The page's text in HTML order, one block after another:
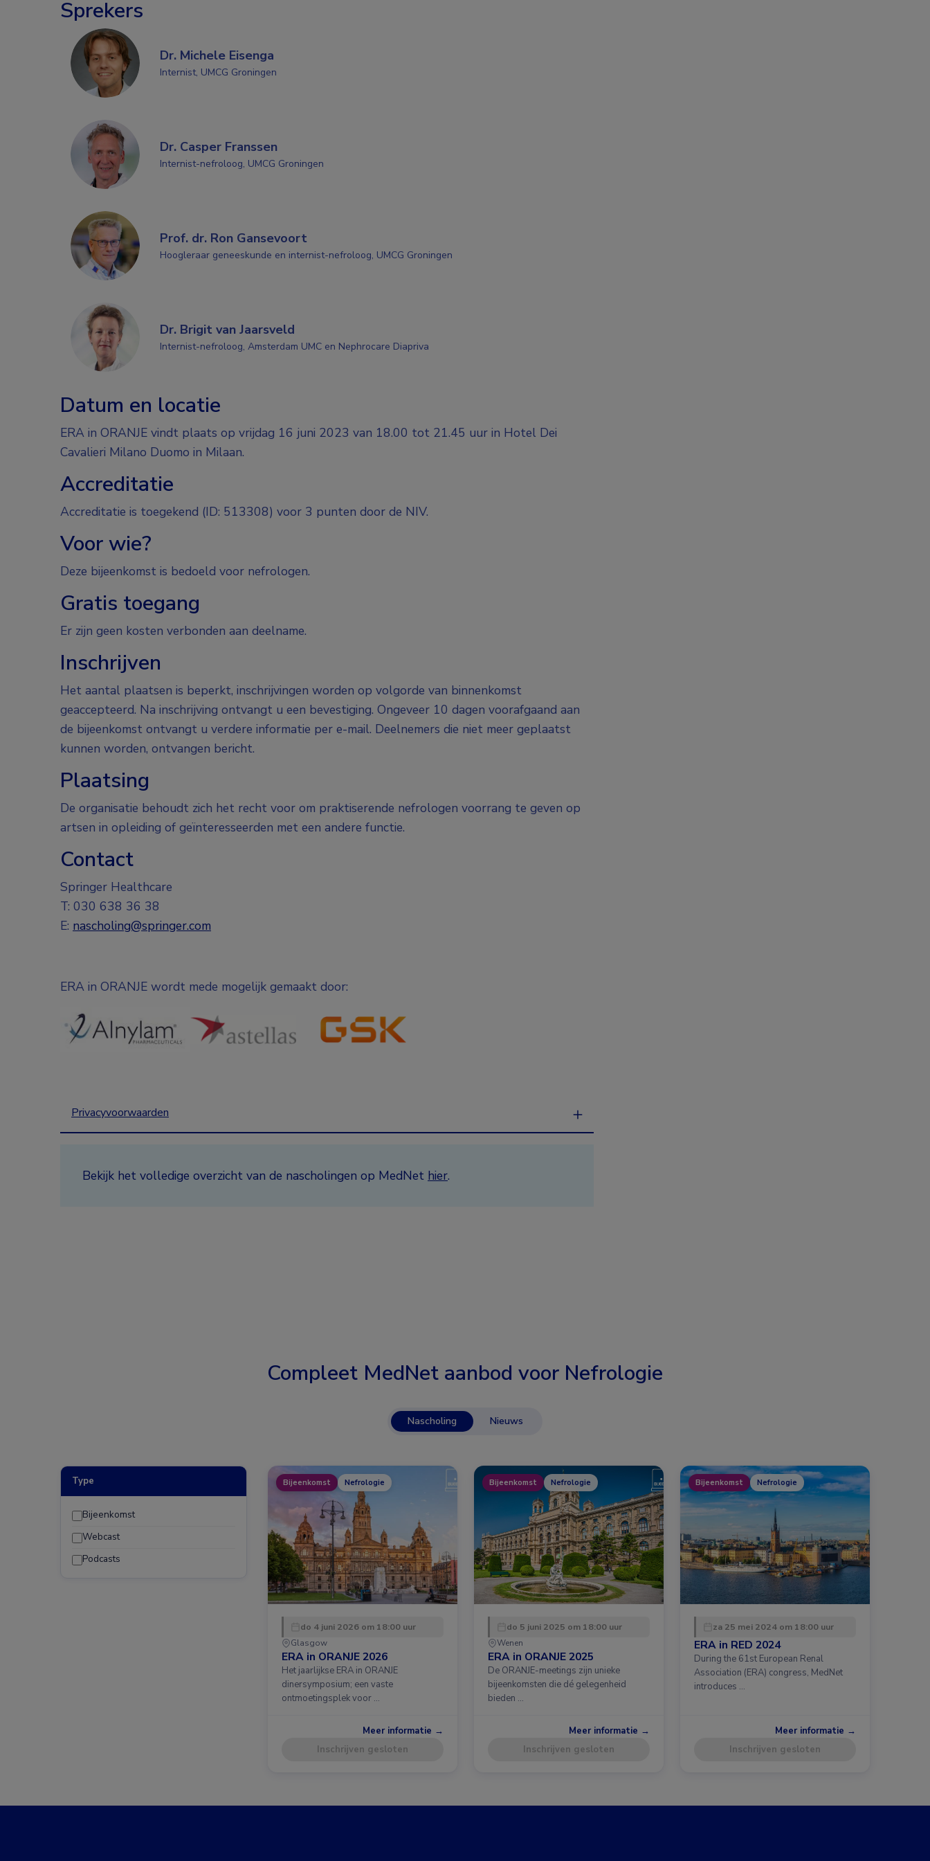
Sprekers
Dr. Michele Eisenga
Internist, UMCG Groningen
Dr. Casper Franssen
Internist-nefroloog, UMCG Groningen
Prof. dr. Ron Gansevoort
Hoogleraar geneeskunde en internist-nefroloog, UMCG Groningen
Dr. Brigit van Jaarsveld
Internist-nefroloog, Amsterdam UMC en Nephrocare Diapriva
Datum en locatie
ERA in ORANJE vindt plaats op vrijdag 16 juni 2023 van 18.00 tot 21.45 uur in Hotel Dei
Cavalieri Milano Duomo in Milaan.
Accreditatie
Accreditatie is toegekend (ID: 513308) voor 3 punten door de NIV.
Voor wie?
Deze bijeenkomst is bedoeld voor nefrologen.
Gratis toegang
Er zijn geen kosten verbonden aan deelname.
Inschrijven
Het aantal plaatsen is beperkt, inschrijvingen worden op volgorde van binnenkomst
geaccepteerd. Na inschrijving ontvangt u een bevestiging. Ongeveer 10 dagen voorafgaand aan
de bijeenkomst ontvangt u verdere informatie per e-mail. Deelnemers die niet meer geplaatst
kunnen worden, ontvangen bericht.
Plaatsing
De organisatie behoudt zich het recht voor om praktiserende nefrologen voorrang te geven op
artsen in opleiding of geïnteresseerden met een andere functie.
Contact
Springer Healthcare
T: 030 638 36 38
E: nascholing@springer.com
ERA in ORANJE wordt mede mogelijk gemaakt door:
Privacyvoorwaarden
Bekijk het volledige overzicht van de nascholingen op MedNet hier.
Compleet MedNet aanbod voor Nefrologie
Nascholing Nieuws
Type
Bijeenkomst
Webcast
Podcasts
Bijeenkomst Nefrologie
do 4 juni 2026 om 18:00 uur
Glasgow
ERA in ORANJE 2026
Het jaarlijkse ERA in ORANJE
dinersymposium; een vaste
ontmoetingsplek voor …
Meer informatie →
Inschrijven gesloten
Bijeenkomst Nefrologie
do 5 juni 2025 om 18:00 uur
Wenen
ERA in ORANJE 2025
De ORANJE-meetings zijn unieke
bijeenkomsten die dé gelegenheid
bieden …
Meer informatie →
Inschrijven gesloten
Bijeenkomst Nefrologie
za 25 mei 2024 om 18:00 uur
ERA in RED 2024
During the 61st European Renal
Association (ERA) congress, MedNet
introduces …
Meer informatie →
Inschrijven gesloten